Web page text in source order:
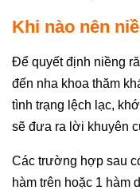
Khi nào nên
Để quyết định niềng
đến nha khoa thăm
tình trạng lệch lạc,
sẽ đưa ra lời khuyên
Các trường hợp sau
hàm trên hoặc 1 hàm